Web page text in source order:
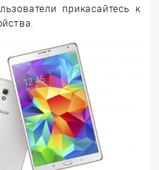
прикасайтесь к